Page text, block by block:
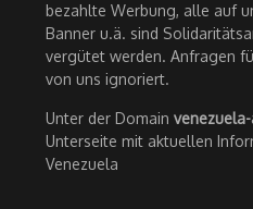
bezahlte Werbung, alle auf
Banner u.ä. sind
vergütet werden. Anfragen
von uns ignoriert.
Unter der Domain
Unterseite mit aktuellen
Venezuela